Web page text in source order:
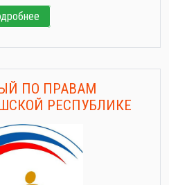
ПО ПРАВАМ
РЕСПУБЛИКЕ